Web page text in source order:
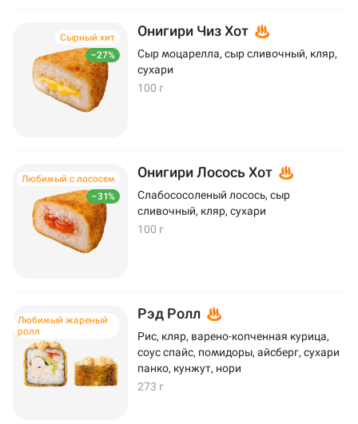
–27%
Сырный хит Онигири Чиз Хот
Сыр моцарелла, сыр сливочный, кляр,
сухари
100 г
–31%
Любимый с лососем Онигири Лосось Хот
Слабососоленый лосось, сыр
сливочный, кляр, сухари
100 г
Любимый жареный
ролл
Рэд Ролл
Рис, кляр, варено-копченная курица,
соус спайс, помидоры, айсберг, сухари
панко, кунжут, нори
273 г